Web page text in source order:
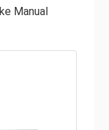
kaki.
dan
adalah operasi
Manual